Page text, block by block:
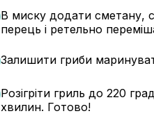
В миску додати сметану,
перець і ретельно
Залишити гриби
Розігріти гриль до 220
хвилин. Готово!